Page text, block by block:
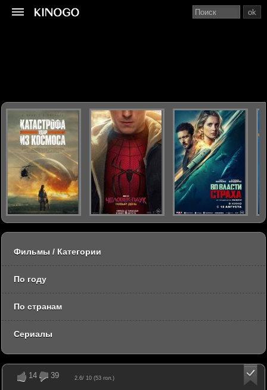
14 39 2.6/ 10 (53 гол.)
ok
Фильмы / Категории
По году
По странам
Сериалы